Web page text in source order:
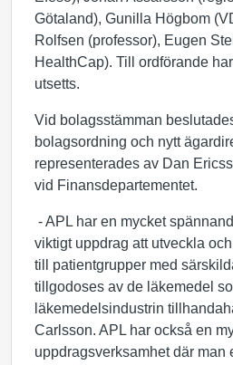
Götaland), Gunilla Högbom
Rolfsen (professor), Eugen
HealthCap). Till ordförande
utsetts.
Vid bolagsstämman
bolagsordning och nytt
representerades av Dan
vid Finansdepartementet.
- APL har en mycket
viktigt uppdrag att utveckla
till patientgrupper med
tillgodoses av de läkemedel
läkemedelsindustrin
Carlsson. APL har också en
uppdragsverksamhet där man